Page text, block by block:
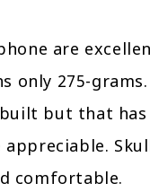
are
275-grams.
but that
comfortable.